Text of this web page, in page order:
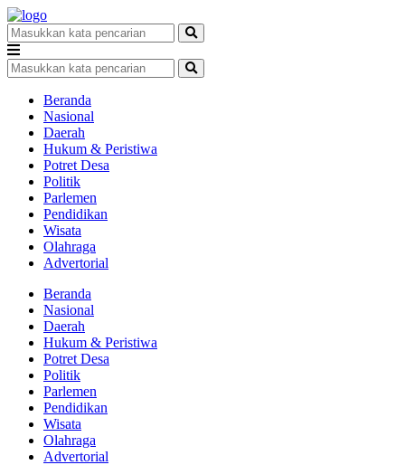
Beranda
Nasional
Daerah
Hukum & Peristiwa
Potret Desa
Politik
Parlemen
Pendidikan
Wisata
Olahraga
Advertorial
Beranda
Nasional
Daerah
Hukum & Peristiwa
Potret Desa
Politik
Parlemen
Pendidikan
Wisata
Olahraga
Advertorial